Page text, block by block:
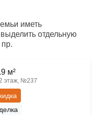
иметь
отдельную
м²
2 этаж, №237